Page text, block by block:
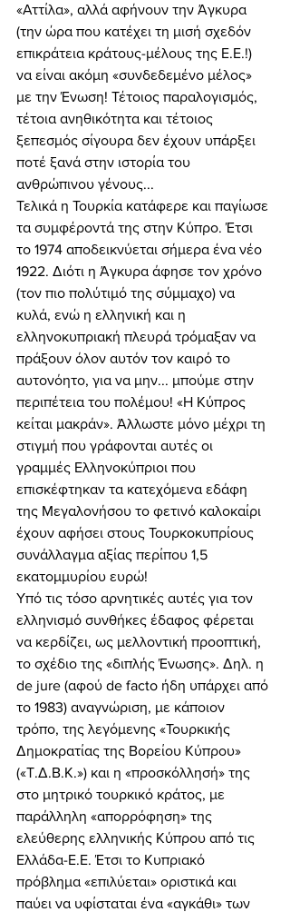
«Αττίλα», αλλά αφήνουν την Άγκυρα
(την ώρα που κατέχει τη μισή σχεδόν
επικράτεια κράτους-μέλους της Ε.Ε.!)
να είναι ακόμη «συνδεδεμένο μέλος»
με την Ένωση! Τέτοιος παραλογισμός,
τέτοια ανηθικότητα και τέτοιος
ξεπεσμός σίγουρα δεν έχουν υπάρξει
ποτέ ξανά στην ιστορία του
ανθρώπινου γένους...
Τελικά η Τουρκία κατάφερε και παγίωσε
τα συμφέροντά της στην Κύπρο. Έτσι
το 1974 αποδεικνύεται σήμερα ένα νέο
1922. Διότι η Άγκυρα άφησε τον χρόνο
(τον πιο πολύτιμό της σύμμαχο) να
κυλά, ενώ η ελληνική και η
ελληνοκυπριακή πλευρά τρόμαξαν να
πράξουν όλον αυτόν τον καιρό το
αυτονόητο, για να μην... μπούμε στην
περιπέτεια του πολέμου! «Η Κύπρος
κείται μακράν». Άλλωστε μόνο μέχρι τη
στιγμή που γράφονται αυτές οι
γραμμές Ελληνοκύπριοι που
επισκέφτηκαν τα κατεχόμενα εδάφη
της Μεγαλονήσου το φετινό καλοκαίρι
έχουν αφήσει στους Τουρκοκυπρίους
συνάλλαγμα αξίας περίπου 1,5
εκατομμυρίου ευρώ!
Υπό τις τόσο αρνητικές αυτές για τον
ελληνισμό συνθήκες έδαφος φέρεται
να κερδίζει, ως μελλοντική προοπτική,
το σχέδιο της «διπλής Ένωσης». Δηλ. η
de jure (αφού de facto ήδη υπάρχει από
το 1983) αναγνώριση, με κάποιον
τρόπο, της λεγόμενης «Τουρκικής
Δημοκρατίας της Βορείου Κύπρου»
(«Τ.Δ.Β.Κ.») και η «προσκόλλησή» της
στο μητρικό τουρκικό κράτος, με
παράλληλη «απορρόφηση» της
ελεύθερης ελληνικής Κύπρου από τις
Ελλάδα-Ε.Ε. Έτσι το Κυπριακό
πρόβλημα «επιλύεται» οριστικά και
παύει να υφίσταται ένα «αγκάθι» των